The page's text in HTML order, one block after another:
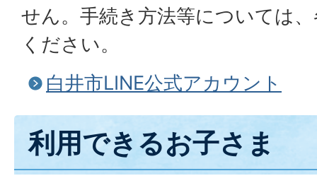
せん。手続き方法等については
ください。
白井市LINE公式アカウント
利用できるお子さま